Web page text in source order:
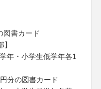
書カード
年・小学生低学年各1
分の図書カード